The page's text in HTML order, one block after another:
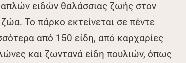
ειδών θαλάσσιας ζωής στον
Το πάρκο εκτείνεται σε πέντε
από 150 είδη, από καρχαρίες
και ζωντανά είδη πουλιών, όπως